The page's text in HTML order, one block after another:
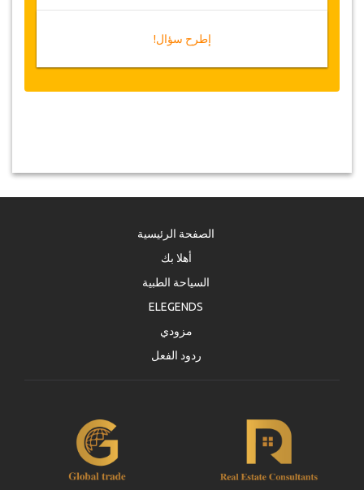
إطرح سؤال!
الصفحة الرئيسية
أهلا بك
السياحة الطبية
ELEGENDS
مزودي
ردود الفعل